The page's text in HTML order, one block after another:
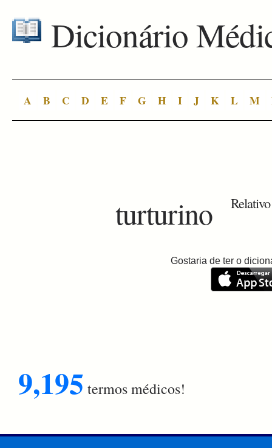
Dicionário
A B C D E F G H I J K L M
turturino
Gostaria de ter o
9,195 termos médicos!